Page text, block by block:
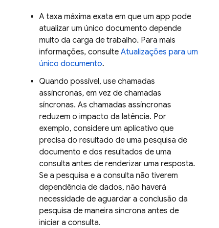
A taxa máxima exata em que um app pode
atualizar um único documento depende
muito da carga de trabalho. Para mais
informações, consulte Atualizações para um
único documento.
Quando possível, use chamadas
assíncronas, em vez de chamadas
síncronas. As chamadas assíncronas
reduzem o impacto da latência. Por
exemplo, considere um aplicativo que
precisa do resultado de uma pesquisa de
documento e dos resultados de uma
consulta antes de renderizar uma resposta.
Se a pesquisa e a consulta não tiverem
dependência de dados, não haverá
necessidade de aguardar a conclusão da
pesquisa de maneira síncrona antes de
iniciar a consulta.